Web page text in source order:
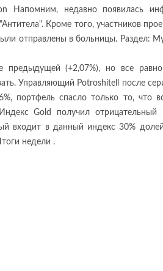
Напомним, недавно появилась
Кроме того, участников
отправлены в больницы. Раздел:
предыдущей (+2,07%), но все
Управляющий Potroshitell после
портфель спасло только то, что
Gold получил отрицательный
входит в данный индекс 30%
недели .